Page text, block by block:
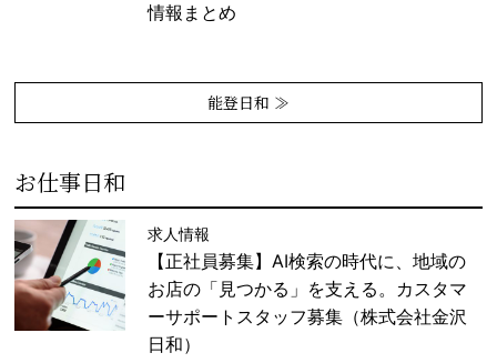
情報まとめ
能登日和 ≫
お仕事日和
求人情報
【正社員募集】AI検索の時代に、地域の
お店の「見つかる」を支える。カスタマ
ーサポートスタッフ募集（株式会社金沢
日和）